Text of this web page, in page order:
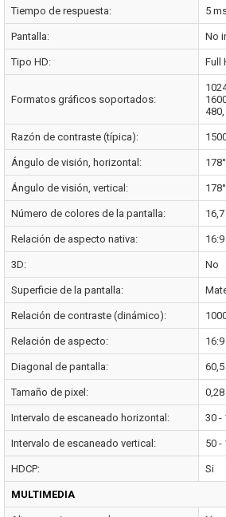
Tiempo de respuesta: 5
Pantalla: No
Tipo HD: Full
Formatos gráficos soportados:
Razón de contraste (típica):
Ángulo de visión, horizontal: 178°
Ángulo de visión, vertical: 178°
Número de colores de la pantalla:
Relación de aspecto nativa: 16:9
3D: No
Superficie de la pantalla:
Relación de contraste (dinámico):
Relación de aspecto: 16:9
Diagonal de pantalla:
Tamaño de pixel:
Intervalo de escaneado horizontal: 30 -
Intervalo de escaneado vertical: 50 -
HDCP: Si
MULTIMEDIA